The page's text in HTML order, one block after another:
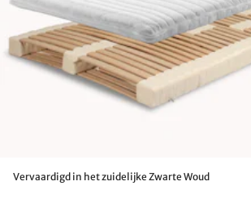
Vervaardigd in het zuidelijke Zwarte Woud